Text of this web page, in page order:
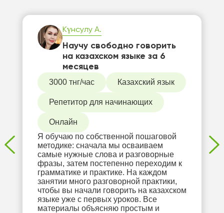
Күнсулу А.
Научу свободно говорить
на казахском языке за 6
месяцев
3000 тнг/час Казахский язык
Репетитор для начинающих
Онлайн
Я обучаю по собственной пошаговой
методике: сначала мы осваиваем
самые нужные слова и разговорные
фразы, затем постепенно переходим к
грамматике и практике. На каждом
занятии много разговорной практики,
чтобы вы начали говорить на казахском
языке уже с первых уроков. Все
материалы объясняю простым и